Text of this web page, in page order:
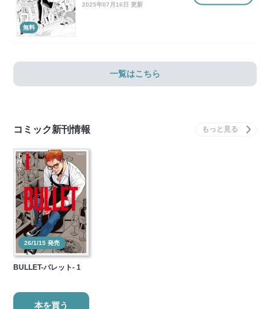
無料
2025年07月16日 更新
一覧はこちら
コミック新刊情報
26/1/15 発売
BULLET-バレット- 1
本を買う